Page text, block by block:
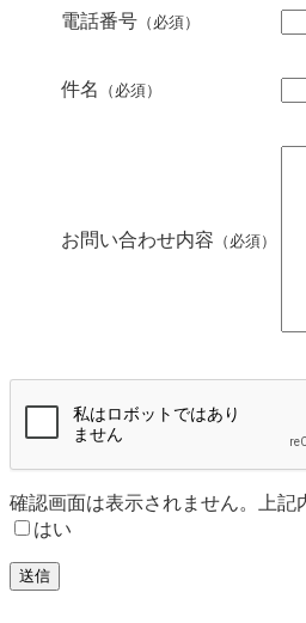
電話番号 （必須）
件名 （必須）
お問い合わせ内容 （必須）
確認画面は表示されません。上
はい